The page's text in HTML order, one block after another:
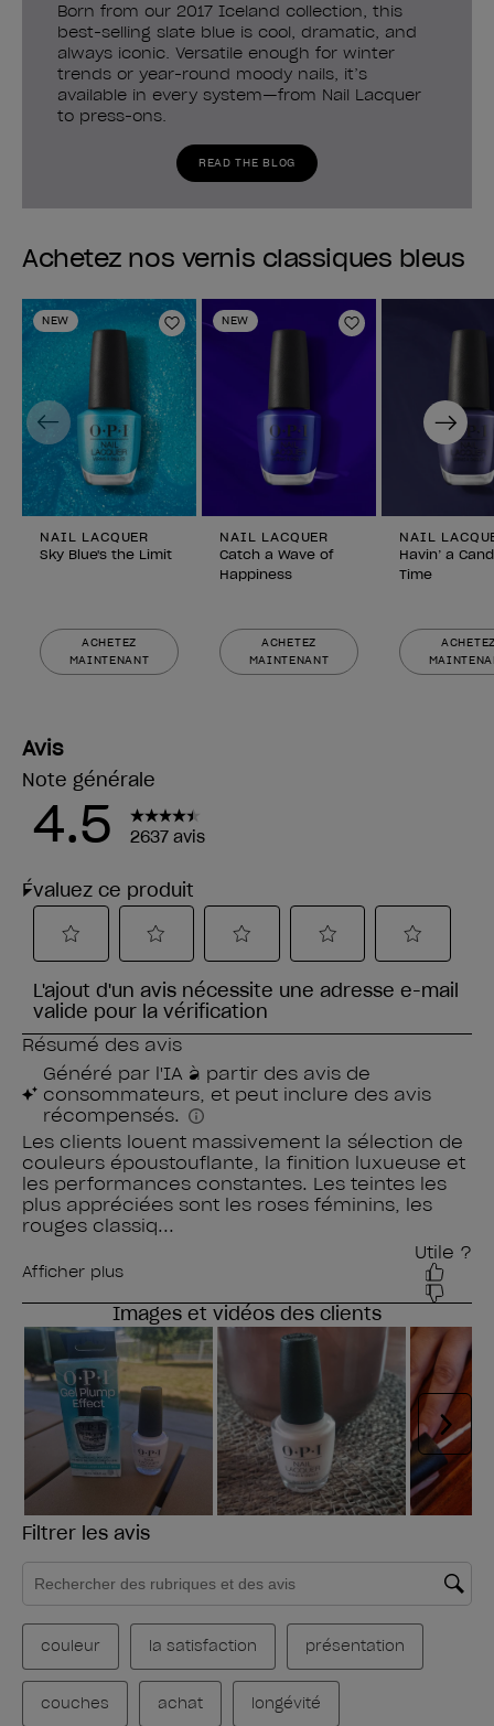
Born from our 2017 Iceland collection, this
best-selling slate blue is cool, dramatic, and
always iconic. Versatile enough for winter
trends or year-round moody nails, it’s
available in every system—from Nail Lacquer
to press-ons.
READ THE BLOG
Achetez nos vernis classiques bleus
NEW
Ajouter aux favoris
NAIL LACQUER
Sky Blue's the Limit
ACHETEZ
MAINTENANT
NEW
Ajouter aux
NAIL LACQUER
Catch a Wave of
Happiness
ACHETEZ
MAINTENANT
NAIL
Havin’ a
Time
Previous Next